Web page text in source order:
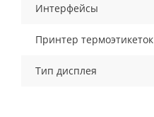
Интерфейсы
Принтер термоэтикеток
Тип дисплея